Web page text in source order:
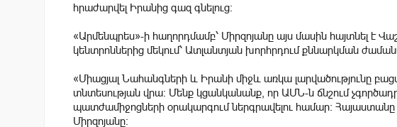
հրաժարվել Իրանից գազ գնելուց։
«Արմենպրես»-ի հաղորդմամբ՝ Միրզոյանը այս մասին հայտնել է
կենտրոններից մեկում՝ Ատլանտյան խորհրդում քննարկման
«Միացյալ Նահանգների և Իրանի միջև առկա լարվածությունը
տնտեսության վրա: Մենք կցանկանանք, որ ԱՄՆ-ն ճնշում
պատժամիջոցների օրակարգում ներգրավելու համար: Հայաստանը
Միրզոյանը: